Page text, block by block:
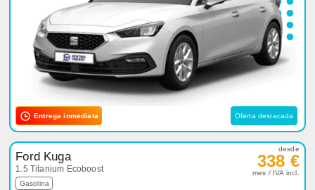
Entrega inmediata Oferta destacada
Ford Kuga
1.5 Titanium Ecoboost
Gasolina
desde
338 €
mes / IVA incl.